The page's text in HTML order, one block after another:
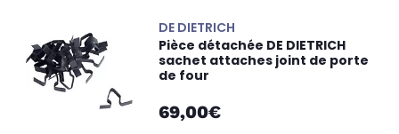
DE DIETRICH
Pièce détachée DE DIETRICH
sachet attaches joint de porte
de four
69,00€